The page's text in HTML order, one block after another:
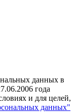
данных в
года
и для целей,
данных"